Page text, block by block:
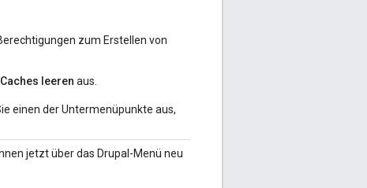
zum Erstellen von
leeren aus.
einen der Untermenüpunkte aus,
jetzt über das Drupal-Menü neu